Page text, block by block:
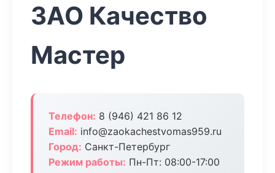
ЗАО Качество
Мастер
Телефон: 8 (946) 421 86 12
Email: info@zaokachestvomas959.ru
Город: Санкт-Петербург
Режим работы: Пн-Пт: 08:00-17:00